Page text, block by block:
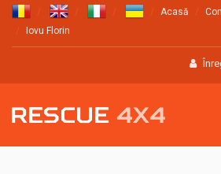
Acasă
Iovu Florin